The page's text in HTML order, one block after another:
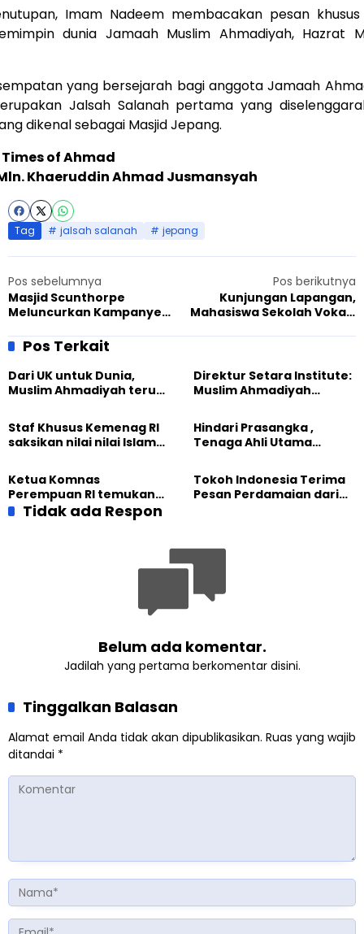
Imam Nadeem membacakan pesan
dunia Jamaah Muslim Ahmadiyah, Hazrat
yang bersejarah bagi anggota Jamaah
Jalsah Salanah pertama yang
dikenal sebagai Masjid Jepang.
of Ahmad
Khaeruddin Ahmad Jusmansyah
Tag jalsah salanah jepang
Pos sebelumnya
Masjid Scunthorpe
Meluncurkan Kampanye
Pos berikutnya
Kunjungan Lapangan,
Mahasiswa Sekolah Vokasi
Imaillah dan Ahmadiyah
Pos Terkait
Dari UK untuk Dunia,
Muslim Ahmadiyah terus
Kemanusiaan Global
Direktur Setara Institute:
Muslim Ahmadiyah
Dunia dari “Infrastruktur
Kemanusiaan”
Staf Khusus Kemenag RI
saksikan nilai nilai Islam
Internasional Muslim
Ahmadiyah UK 2026
Hindari Prasangka ,
Tenaga Ahli Utama
fakta langsung
kehidupan Muslim
Ahmadiyah di Inggris
Ketua Komnas
Perempuan RI temukan
optimisme
Tokoh Indonesia Terima
Pesan Perdamaian dari
Tidak ada Respon
Belum ada komentar.
Jadilah yang pertama berkomentar disini.
Tinggalkan Balasan
Alamat email Anda tidak akan dipublikasikan. Ruas yang wajib
ditandai *